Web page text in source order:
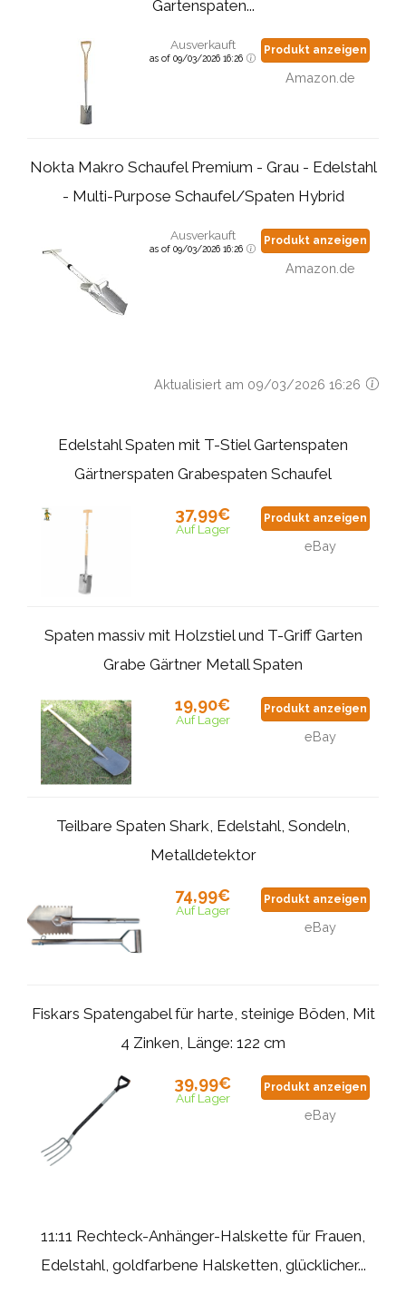
Gartenspaten...
Ausverkauft
as of 09/03/2026 16:26
Produkt anzeigen
Amazon.de
Nokta Makro Schaufel Premium - Grau - Edelstahl
- Multi-Purpose Schaufel/Spaten Hybrid
Ausverkauft
as of 09/03/2026 16:26
Produkt anzeigen
Amazon.de
Aktualisiert am 09/03/2026 16:26
Edelstahl Spaten mit T-Stiel Gartenspaten
Gärtnerspaten Grabespaten Schaufel
37,99€
Auf Lager
Produkt anzeigen
eBay
Spaten massiv mit Holzstiel und T-Griff Garten
Grabe Gärtner Metall Spaten
19,90€
Auf Lager
Produkt anzeigen
eBay
Teilbare Spaten Shark, Edelstahl, Sondeln,
Metalldetektor
74,99€
Auf Lager
Produkt anzeigen
eBay
Fiskars Spatengabel für harte, steinige Böden, Mit
4 Zinken, Länge: 122 cm
39,99€
Auf Lager
Produkt anzeigen
eBay
11:11 Rechteck-Anhänger-Halskette für Frauen,
Edelstahl, goldfarbene Halsketten, glücklicher...